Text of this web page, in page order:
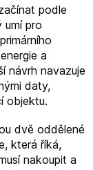
podle
umí pro
a
návrh navazuje
daty,
objektu.
dvě oddělené
která říká,
nakoupit a